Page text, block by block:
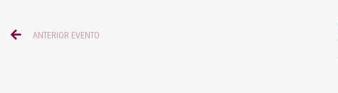
ANTERIOR EVENTO